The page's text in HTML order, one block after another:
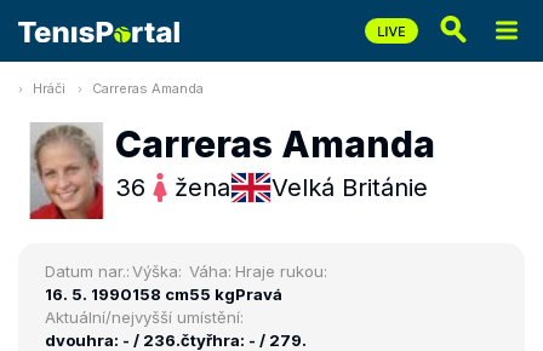
Hráči Carreras Amanda
Carreras Amanda
36 žena Velká Británie
Datum nar.:
16. 5. 1990
Výška:
158 cm
Váha:
55 kg
Hraje rukou:
Pravá
Aktuální/nejvyšší umístění:
dvouhra: - / 236.čtyřhra: - / 279.